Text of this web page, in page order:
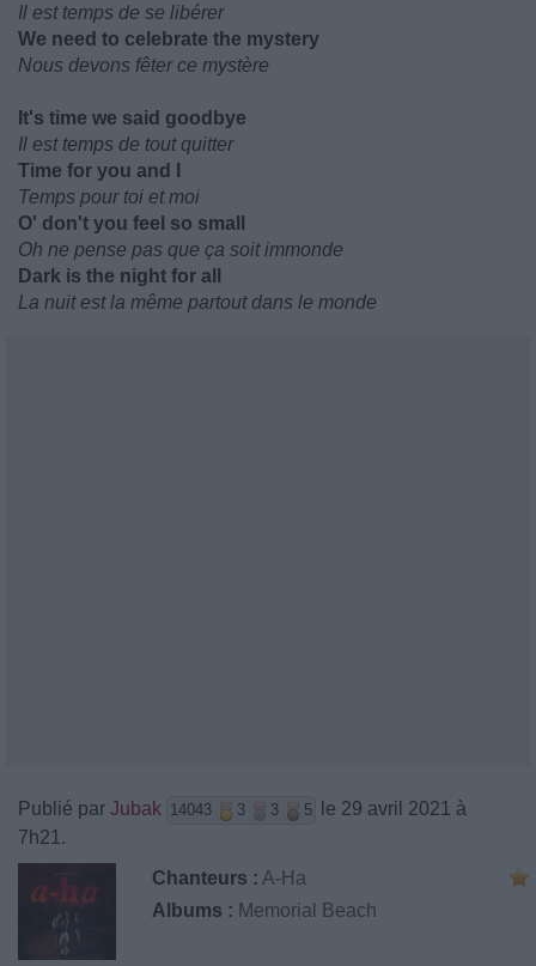
Il est temps de se libérer
We need to celebrate the mystery
Nous devons fêter ce mystère
It's time we said goodbye
Il est temps de tout quitter
Time for you and I
Temps pour toi et moi
O' don't you feel so small
Oh ne pense pas que ça soit immonde
Dark is the night for all
La nuit est la même partout dans le monde
Publié par Jubak 14043 3 3 5
le 29 avril 2021 à
7h21.
Chanteurs : A-Ha
Albums : Memorial Beach